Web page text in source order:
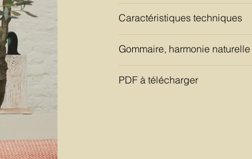
Caractéristiques techniques
Gommaire, harmonie
PDF à télécharger